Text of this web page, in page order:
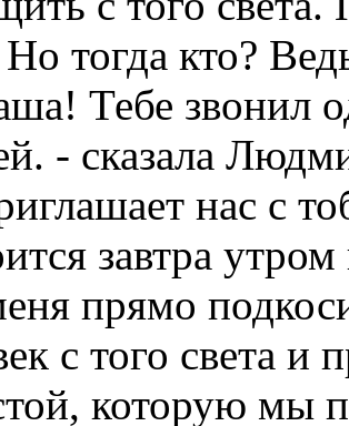
Но тогда кто?
Тебе звонил
- сказала
нас с
завтра
прямо
с того света и
которую мы